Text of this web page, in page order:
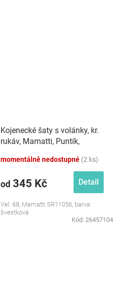
Kojenecké šaty s volánky, kr.
rukáv, Mamatti, Puntík,
momentálně nedostupné (2 ks)
od 345 Kč Detail
Vel. 68, Mamatti SR11056, barva:
švestková
Kód: 26457104